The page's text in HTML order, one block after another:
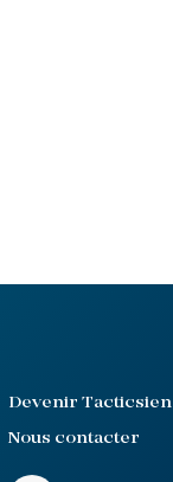
Devenir Tacticsien
Nous contacter